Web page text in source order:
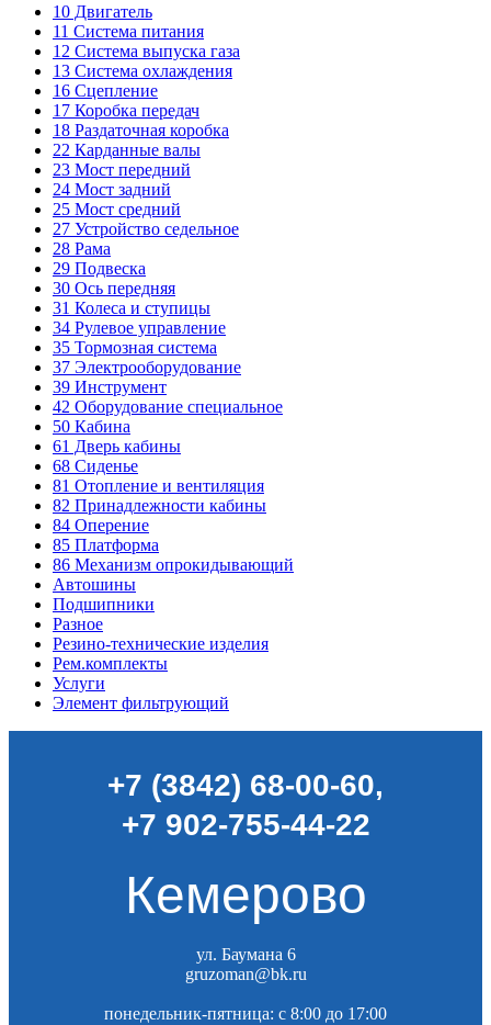
10 Двигатель
11 Система питания
12 Система выпуска газа
13 Система охлаждения
16 Сцепление
17 Коробка передач
18 Раздаточная коробка
22 Карданные валы
23 Мост передний
24 Мост задний
25 Мост средний
27 Устройство седельное
28 Рама
29 Подвеска
30 Ось передняя
31 Колеса и ступицы
34 Рулевое управление
35 Тормозная система
37 Электрооборудование
39 Инструмент
42 Оборудование специальное
50 Кабина
61 Дверь кабины
68 Сиденье
81 Отопление и вентиляция
82 Принадлежности кабины
84 Оперение
85 Платформа
86 Механизм опрокидывающий
Автошины
Подшипники
Разное
Резино-технические изделия
Рем.комплекты
Услуги
Элемент фильтрующий
+7 (3842) 68-00-60,
+7 902-755-44-22
Кемерово
ул. Баумана 6
gruzoman@bk.ru
понедельник-пятница: c 8:00 до 17:00